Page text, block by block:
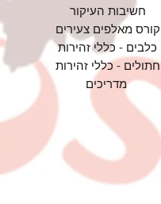
חשיבות העיקור
קורס מאלפים צעירים
כלבים - כללי זהירות
חתולים - כללי זהירות
מדריכים